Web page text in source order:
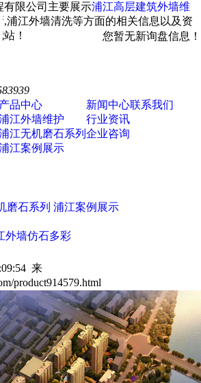
有限公司主要展示浦江高层建筑外墙维
,浦江外墙清洗等方面的相关信息以及资
！
您暂无新询盘信息！
产品中心
江外墙维护
江无机磨石系列
江案例展示
新闻中心
行业资讯
企业咨询
联系我们
磨石系列 浦江案例展示
外墙仿石多彩
来
product914579.html